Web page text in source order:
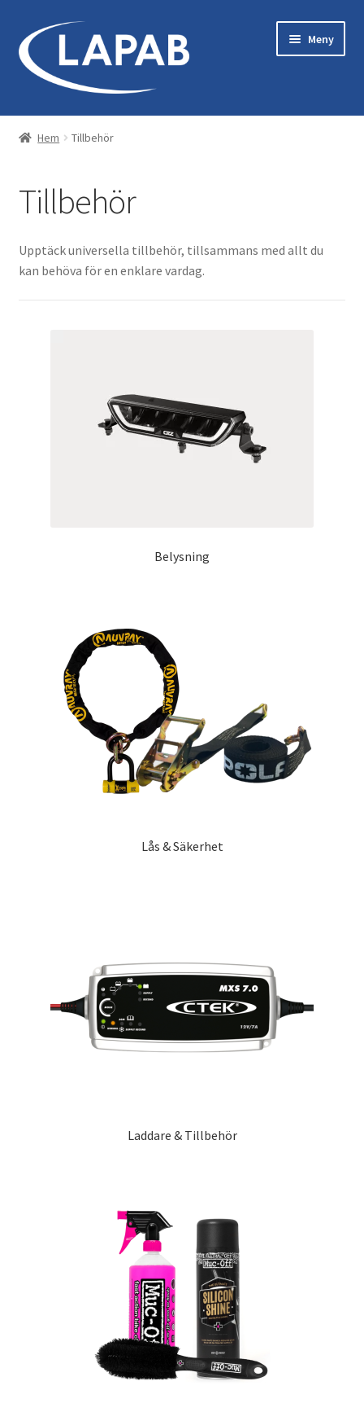
Hoppa
till
navigering
Hoppa
till
innehåll
Meny
Bastu & Bad
Kläder & Utrustning
Reservdelar
Hem Tillbehör
Tillbehör
Upptäck universella tillbehör, tillsammans med allt du
kan behöva för en enklare vardag.
Belysning
Lås & Säkerhet
Laddare & Tillbehör